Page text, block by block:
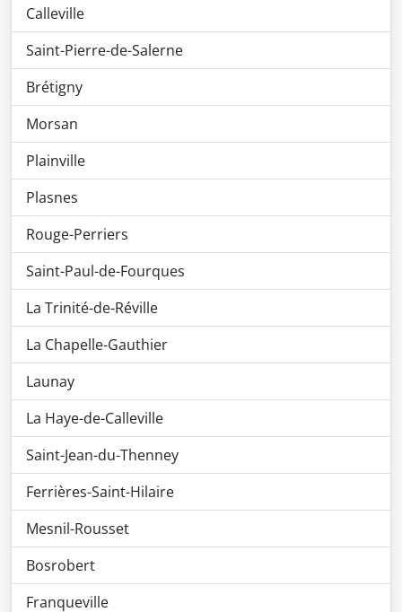
Calleville
Saint-Pierre-de-Salerne
Brétigny
Morsan
Plainville
Plasnes
Rouge-Perriers
Saint-Paul-de-Fourques
La Trinité-de-Réville
La Chapelle-Gauthier
Launay
La Haye-de-Calleville
Saint-Jean-du-Thenney
Ferrières-Saint-Hilaire
Mesnil-Rousset
Bosrobert
Franqueville